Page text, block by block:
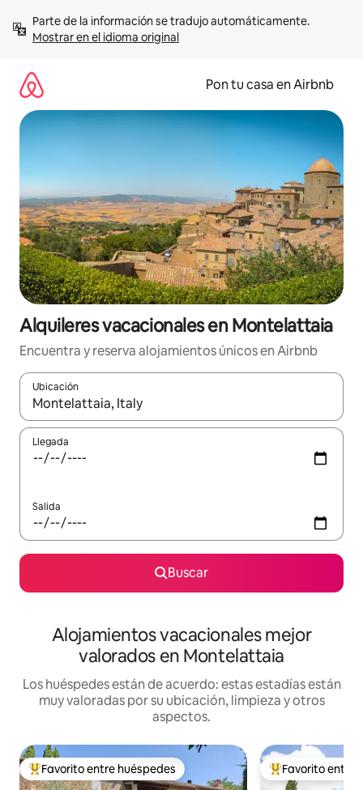
contenidoMostrar en el idioma original
Pon tu casa en Airbnb
Alquileres vacacionales en Montelattaia
Encuentra y reserva alojamientos únicos en Airbnb
Ubicación
Cuando los resultados estén disponibles, navega con las
Llegada
Salida
Buscar
Alojamientos vacacionales mejor
valorados en Montelattaia
Los huéspedes están de acuerdo: estas estadías están
muy valoradas por su ubicación, limpieza y otros
aspectos.
Favorito entre huéspedes preferido
Favorito entre huéspedes Favorito entre
Favorito entre